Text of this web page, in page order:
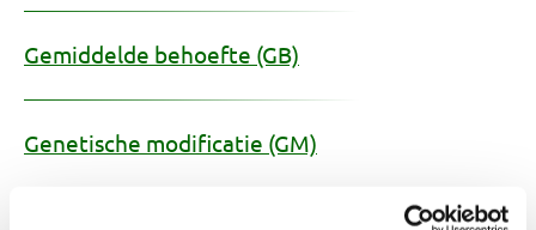
Gemiddelde behoefte (GB)
Genetische modificatie (GM)